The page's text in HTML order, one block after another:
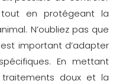
en protégeant la
N’oubliez pas que
important d’adapter
En mettant
traitements doux et la